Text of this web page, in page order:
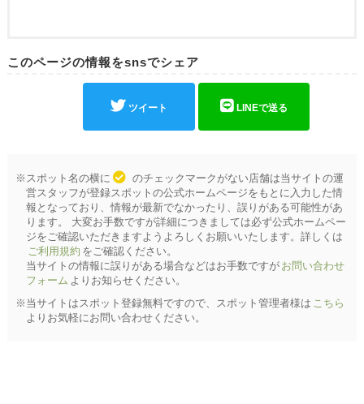
このページの情報をsnsでシェア
ツイート LINEで送る
※スポット名の横に
のチェックマークがない店舗は当サイトの運
営スタッフが登録スポットの公式ホームページをもとに入力した情
報となっており、情報が最新でなかったり、誤りがある可能性があ
ります。 大変お手数ですが詳細につきましては必ず公式ホームペー
ジをご確認いただきますようよろしくお願いいたします。詳しくは
ご利用規約 をご確認ください。
当サイトの情報に誤りがある場合などはお手数ですが お問い合わせ
フォーム よりお知らせください。
※当サイトはスポット登録無料ですので、スポット管理者様は こちら
よりお気軽にお問い合わせください。